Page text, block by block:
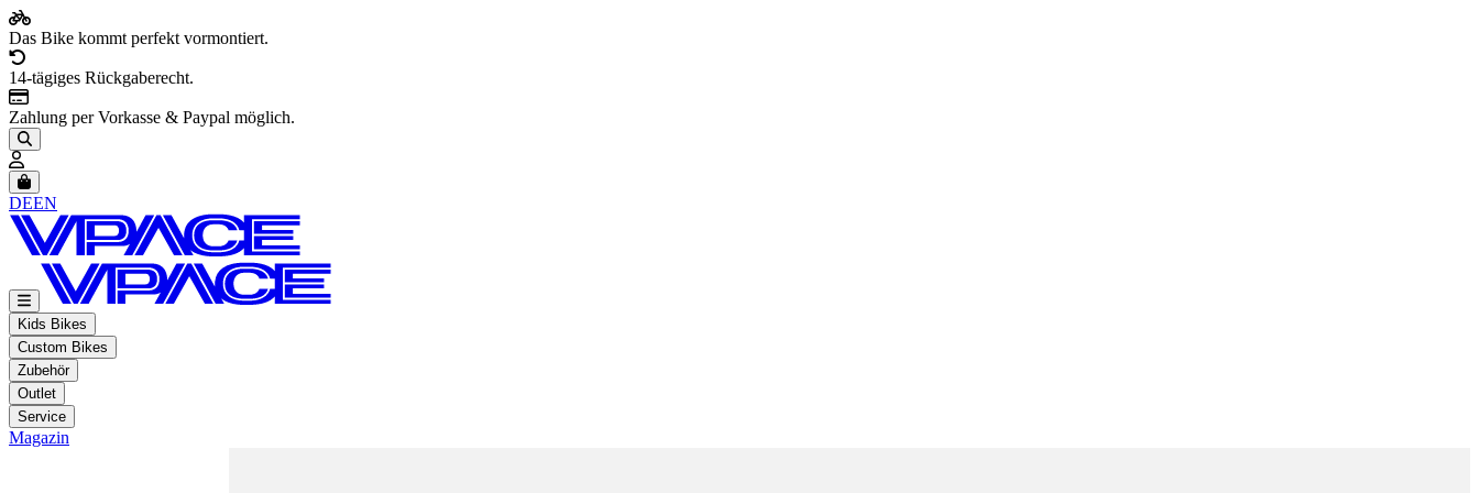
Das Bike kommt perfekt vormontiert.
14-tägiges Rückgaberecht.
Zahlung per Vorkasse & Paypal möglich.
Artikel im Warenkorb, Warenkorb anzeigen
DEEN
Kids Bikes
Custom Bikes
Zubehör
Outlet
Service
Magazin